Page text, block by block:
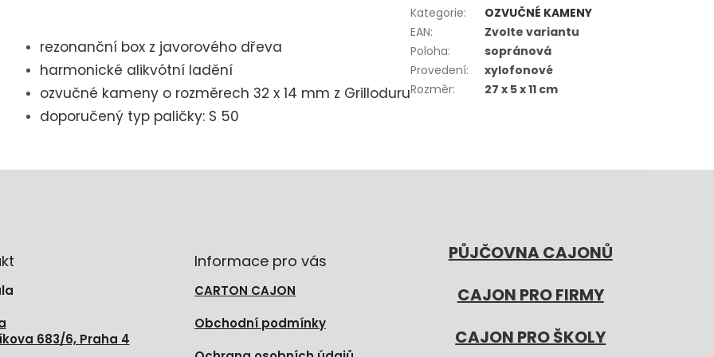
rezonanční box z javorového dřeva
harmonické alikvótní ladění
ozvučné kameny o rozměrech 32 x 14 mm z Grilloduru
doporučený typ paličky: S 50
Kategorie:
OZVUČNÉ KAMENY
EAN:
Zvolte variantu
Poloha:
sopránová
Provedení:
xylofonové
Rozměr: 27 x 5 x 11 cm
683/6, Praha 4
Informace pro vás
CARTON CAJON
Obchodní podmínky
PŮJČOVNA CAJONŮ
CAJON PRO FIRMY
CAJON PRO ŠKOLY